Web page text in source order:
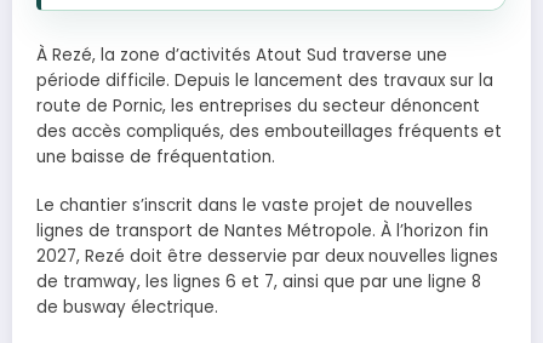
À Rezé, la zone d’activités Atout Sud traverse une
période difficile. Depuis le lancement des travaux sur la
route de Pornic, les entreprises du secteur dénoncent
des accès compliqués, des embouteillages fréquents et
une baisse de fréquentation.
Le chantier s’inscrit dans le vaste projet de nouvelles
lignes de transport de Nantes Métropole. À l’horizon fin
2027, Rezé doit être desservie par deux nouvelles lignes
de tramway, les lignes 6 et 7, ainsi que par une ligne 8
de busway électrique.